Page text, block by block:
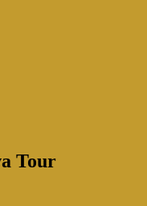
Tour